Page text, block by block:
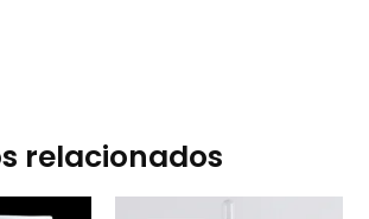
relacionados
El